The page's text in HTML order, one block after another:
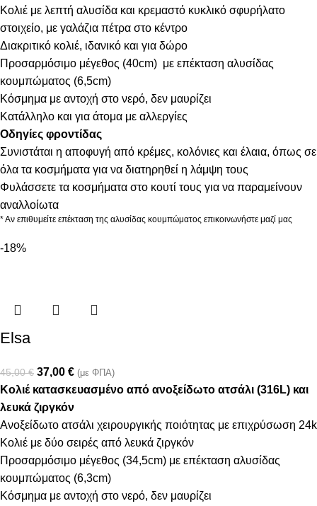
Κολιέ με λεπτή αλυσίδα και κρεμαστό κυκλικό σφυρήλατο
στοιχείο, με γαλάζια πέτρα στο κέντρο
Διακριτικό κολιέ, ιδανικό και για δώρο
Προσαρμόσιμο μέγεθος (40cm) με επέκταση αλυσίδας
κουμπώματος (6,5cm)
Κόσμημα με αντοχή στο νερό, δεν μαυρίζει
Κατάλληλο και για άτομα με αλλεργίες
Οδηγίες φροντίδας
Συνιστάται η αποφυγή από κρέμες, κολόνιες και έλαια, όπως σε
όλα τα κοσμήματα για να διατηρηθεί η λάμψη τους
Φυλάσσετε τα κοσμήματα στο κουτί τους για να παραμείνουν
αναλλοίωτα
* Αν επιθυμείτε επέκταση της αλυσίδας κουμπώματος επικοινωνήστε μαζί μας
-18%
Elsa
45,00€ 37,00 € (με ΦΠΑ)
Κολιέ κατασκευασμένο από ανοξείδωτο ατσάλι (316L) και
λευκά ζιργκόν
Ανοξείδωτο ατσάλι χειρουργικής ποιότητας με επιχρύσωση 24k
Κολιέ με δύο σειρές από λευκά ζιργκόν
Προσαρμόσιμο μέγεθος (34,5cm) με επέκταση αλυσίδας
κουμπώματος (6,3cm)
Κόσμημα με αντοχή στο νερό, δεν μαυρίζει